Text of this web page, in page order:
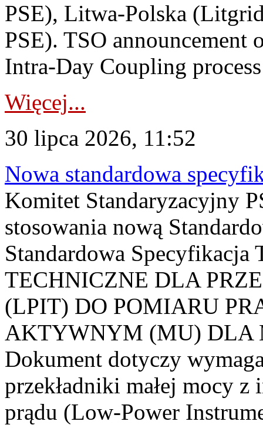
PSE), Litwa-Polska
PSE). TSO announcement
Intra-Day Coupling
Więcej...
30 lipca 2026, 11:52
Nowa standardowa
Komitet Standaryzacyjny
stosowania nową
Standardowa
TECHNICZNE DLA
(LPIT) DO POMIARU
AKTYWNYM (MU) DLA
Dokument dotyczy
przekładniki małej mocy
prądu (Low-Power